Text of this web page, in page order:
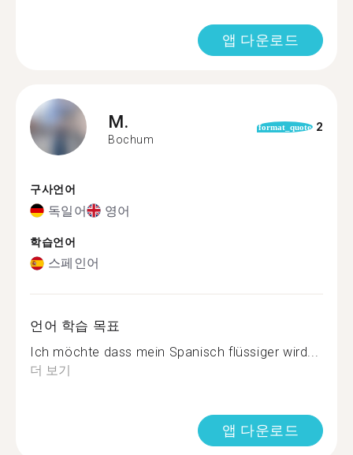
앱 다운로드
M.
Bochum
format_quote 2
구사언어
독일어 영어
학습언어
스페인어
언어 학습 목표
Ich möchte dass mein Spanisch flüssiger wird...
더 보기
앱 다운로드